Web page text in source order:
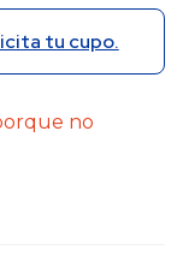
tu cupo.
no